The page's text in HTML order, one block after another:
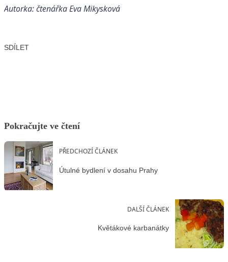
Autorka: čtenářka Eva Mikysková
SDÍLET
Pokračujte ve čtení
PŘEDCHOZÍ ČLÁNEK
Útulné bydlení v dosahu Prahy
DALŠÍ ČLÁNEK
Květákové karbanátky